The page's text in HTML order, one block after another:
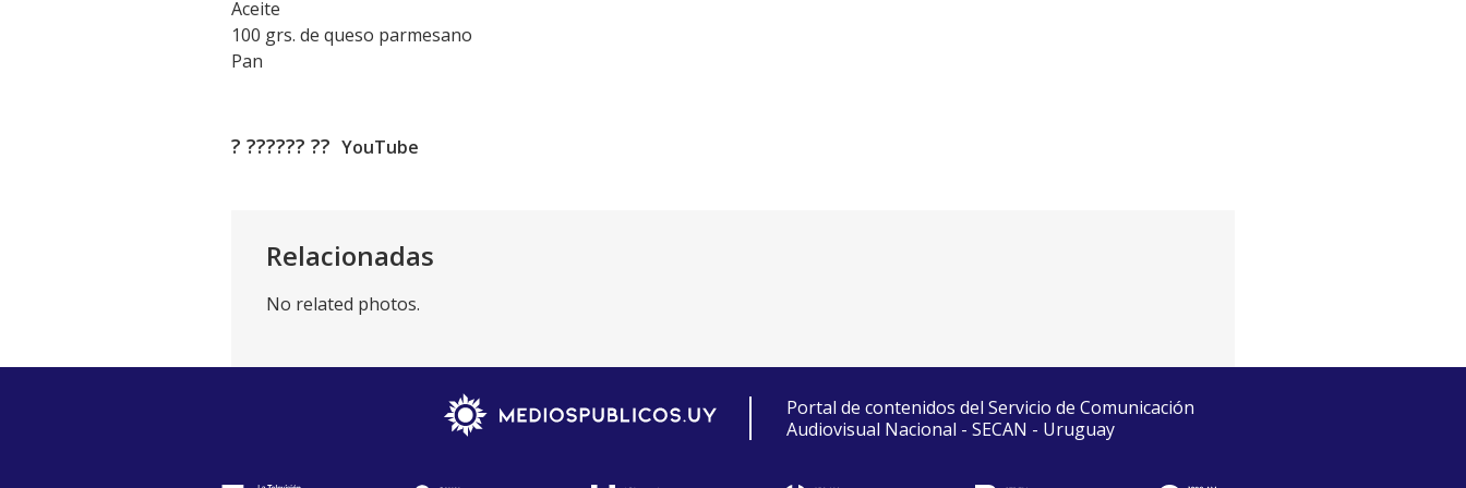
Aceite
100 grs. de queso parmesano
Pan
? ?????? ?? YouTube
Relacionadas
No related photos.
Portal de contenidos del Servicio de Comunicación
Audiovisual Nacional - SECAN - Uruguay